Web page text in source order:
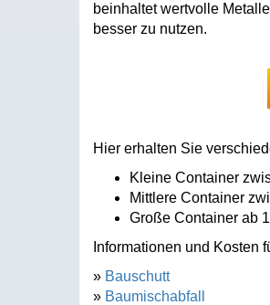
beinhaltet wertvolle
besser zu nutzen.
Hier erhalten Sie
Kleine Container
Mittlere Container
Große Container ab
Informationen und Kosten
» Bauschutt
» Baumischabfall